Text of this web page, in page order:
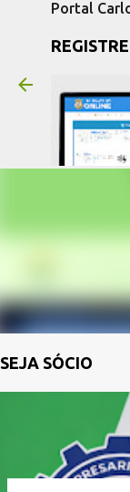
Portal
SEJA SÓCIO